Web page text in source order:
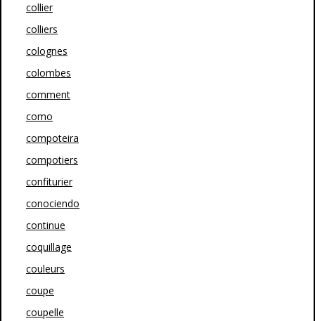
collier
colliers
colognes
colombes
comment
como
compoteira
compotiers
confiturier
conociendo
continue
coquillage
couleurs
coupe
coupelle